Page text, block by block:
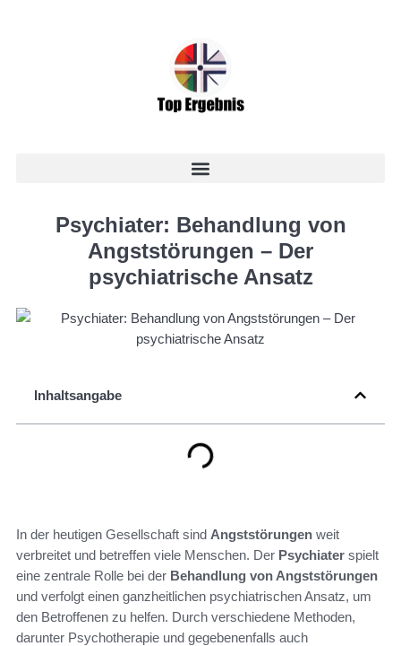
Psychiater: Behandlung von
Angststörungen – Der
psychiatrische Ansatz
Inhaltsangabe
In der heutigen Gesellschaft sind Angststörungen weit
verbreitet und betreffen viele Menschen. Der Psychiater spielt
eine zentrale Rolle bei der Behandlung von Angststörungen
und verfolgt einen ganzheitlichen psychiatrischen Ansatz, um
den Betroffenen zu helfen. Durch verschiedene Methoden,
darunter Psychotherapie und gegebenenfalls auch